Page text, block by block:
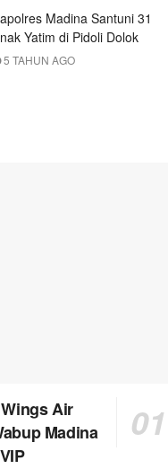
Madina Santuni 31
Yatim di Pidoli Dolok
5 TAHUN AGO
Air
Madina